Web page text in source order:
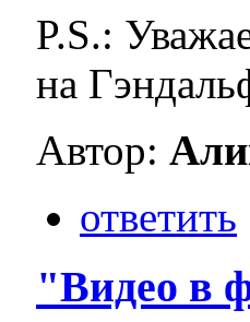
P.S.:
на
Автор:
ответить
"Видео в